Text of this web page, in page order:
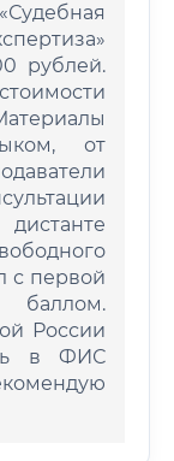
рублей.
от
с первой
России
в ФИС